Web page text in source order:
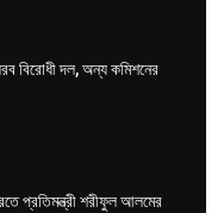
বিরোধী দল, অন্য কমিশনের
প্রতিমন্ত্রী শরীফুল আলমের